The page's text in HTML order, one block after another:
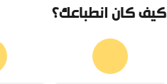
كيف كان انطباعك؟